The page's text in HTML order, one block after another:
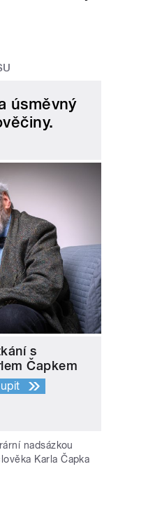
úsměvný
s
Čapkem
nadsázkou
Karla Čapka